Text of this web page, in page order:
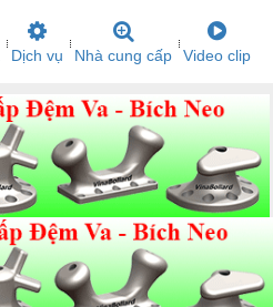
Dịch vụ Nhà cung cấp Video clip